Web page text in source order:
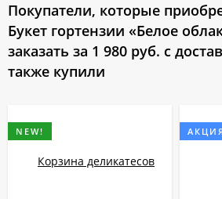
Покупатели, которые
Букет гортензии «Белое
заказать за 1 980 руб. с
также купили
NEW!